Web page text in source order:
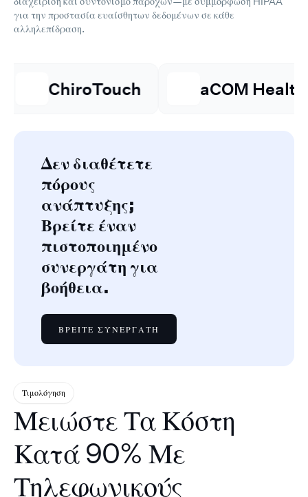
για την προστασία ευαίσθητων δεδομένων σε κάθε
αλληλεπίδραση.
aCOM Health
Δεν διαθέτετε
πόρους
ανάπτυξης;
Βρείτε έναν
πιστοποιημένο
συνεργάτη για
βοήθεια.
ΒΡΕΊΤΕ ΣΥΝΕΡΓΆΤΗ
Τιμολόγηση
Μειώστε Τα Κόστη
Κατά 90% Με
Τηλεφωνικούς